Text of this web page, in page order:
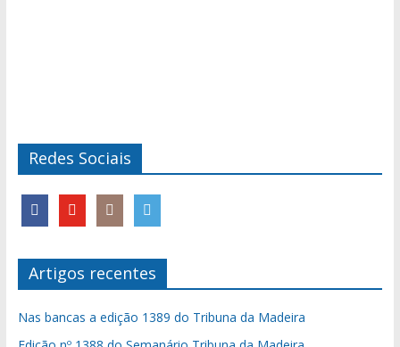
Redes Sociais
Artigos recentes
Nas bancas a edição 1389 do Tribuna da Madeira